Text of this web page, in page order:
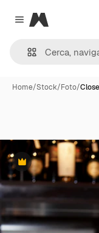
Close menu
Magnific
Home/Stock/Foto/
Premium